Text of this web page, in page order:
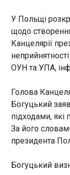
це 1 липня повідомив міський голова Харкова
Ігор
районі міста
будинок, є
уточнюються.
ЧИТАТЬ
Українці за
16:47:16
З 2023 року в
омбудсман
У Польщі
щодо
Канцелярії
ОУН та УПА,
Голова
Богуцький
підходами, які
За його
президента
Богуцький